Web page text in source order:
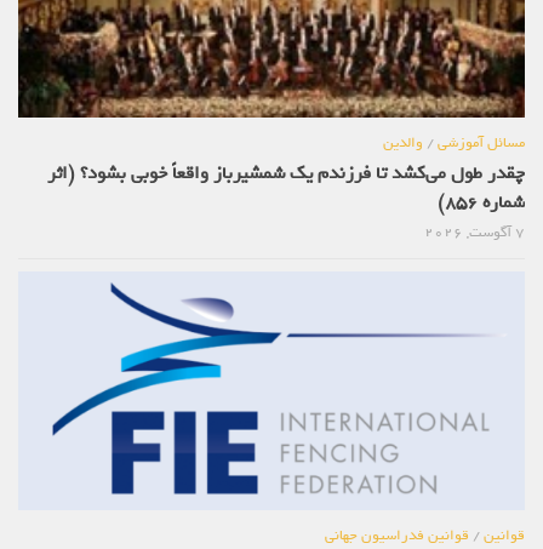
مسائل آموزشی/والدین
چقدر طول می‌کشد تا فرزندم یک شمشیرباز واقعاً خوبی بشود؟ (اثر
شماره 856)
قوانین/قوانین فدراسیون جهانی